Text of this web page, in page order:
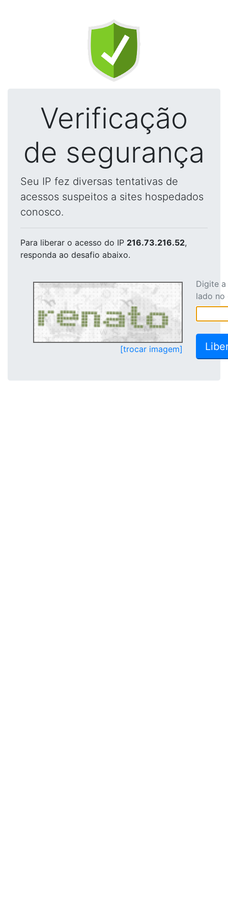
Verificação
de segurança
Seu IP fez diversas tentativas de
acessos suspeitos a sites hospedados
conosco.
Para liberar o acesso do IP 216.73.216.52,
responda ao desafio abaixo.
[trocar imagem]
Digite
lado no